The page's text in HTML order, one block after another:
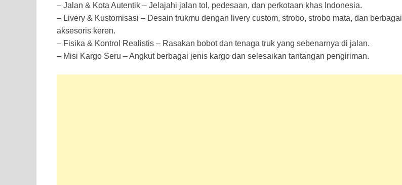
– Jalan & Kota Autentik – Jelajahi jalan tol, pedesaan, dan perkotaan khas Indonesia.
– Livery & Kustomisasi – Desain trukmu dengan livery custom, strobo, strobo mata, dan berbagai
aksesoris keren.
– Fisika & Kontrol Realistis – Rasakan bobot dan tenaga truk yang sebenarnya di jalan.
– Misi Kargo Seru – Angkut berbagai jenis kargo dan selesaikan tantangan pengiriman.